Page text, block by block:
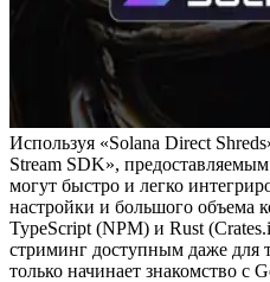
Используя «Solana Direct
Stream SDK»,
могут быстро и легко
настройки и большого объема
TypeScript (NPM) и Rust
стриминг доступным даже для
только начинает знакомство с